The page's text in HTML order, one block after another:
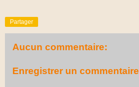
Partager
Aucun commentaire:
Enregistrer un commentaire